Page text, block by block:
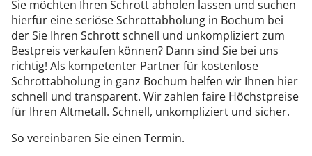
Sie möchten Ihren Schrott abholen lassen und suchen
hierfür eine seriöse Schrottabholung in Bochum bei
der Sie Ihren Schrott schnell und unkompliziert zum
Bestpreis verkaufen können? Dann sind Sie bei uns
richtig! Als kompetenter Partner für kostenlose
Schrottabholung in ganz Bochum helfen wir Ihnen hier
schnell und transparent. Wir zahlen faire Höchstpreise
für Ihren Altmetall. Schnell, unkompliziert und sicher.
So vereinbaren Sie einen Termin.